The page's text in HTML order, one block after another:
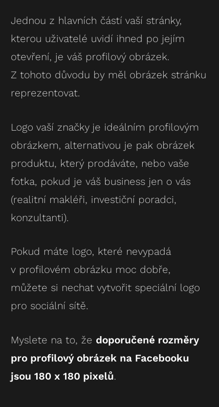
Jednou z hlavních částí vaší stránky,
kterou uživatelé uvidí ihned po jejím
otevření, je váš profilový obrázek.
Z tohoto důvodu by měl obrázek stránku
reprezentovat.
Logo vaší značky je ideálním profilovým
obrázkem, alternativou je pak obrázek
produktu, který prodáváte, nebo vaše
fotka, pokud je váš business jen o vás
(realitní makléři, investiční poradci,
konzultanti).
Pokud máte logo, které nevypadá
v profilovém obrázku moc dobře,
můžete si nechat vytvořit speciální logo
pro sociální sítě.
Myslete na to, že doporučené rozměry
pro profilový obrázek na Facebooku
jsou 180 x 180 pixelů.